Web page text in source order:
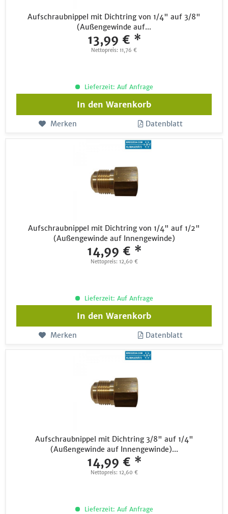
Aufschraubnippel mit Dichtring von 1/4" auf 3/8"
(Außengewinde auf...
13,99 € *
Nettopreis: 11,76 €
Lieferzeit: Auf Anfrage
In den Warenkorb
Merken Datenblatt
Aufschraubnippel mit Dichtring von 1/4" auf 1/2"
(Außengewinde auf Innengewinde)
14,99 € *
Nettopreis: 12,60 €
Lieferzeit: Auf Anfrage
In den Warenkorb
Merken Datenblatt
Aufschraubnippel mit Dichtring 3/8" auf 1/4"
(Außengewinde auf Innengewinde)...
14,99 € *
Nettopreis: 12,60 €
Lieferzeit: Auf Anfrage